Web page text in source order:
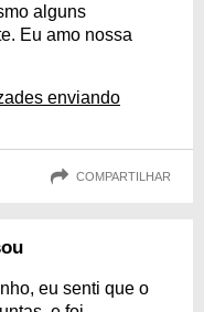
alguns
Eu amo nossa
enviando
COMPARTILHAR
eu senti que o